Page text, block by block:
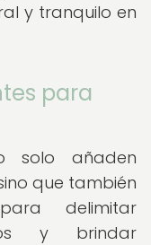
y tranquilo en
para
solo añaden
que también
delimitar
y brindar